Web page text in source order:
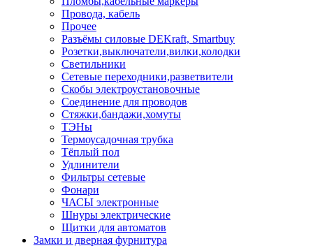
Провода, кабель
Прочее
Разъёмы силовые DEKraft, Smartbuy
Розетки,выключатели,вилки,колодки
Светильники
Сетевые переходники,разветвители
Скобы электроустановочные
Соединение для проводов
Стяжки,бандажи,хомуты
ТЭНы
Термоусадочная трубка
Тёплый пол
Удлинители
Фильтры сетевые
Фонари
ЧАСЫ электронные
Шнуры электрические
Щитки для автоматов
Замки и дверная фурнитура